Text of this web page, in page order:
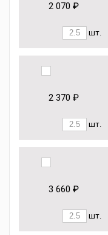
2 070 ₽
шт.
2 370 ₽
шт.
3 660 ₽
шт.